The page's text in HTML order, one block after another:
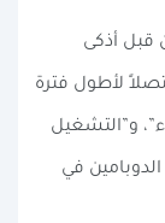
قبل أذكى
لأطول فترة
و”التشغيل
في